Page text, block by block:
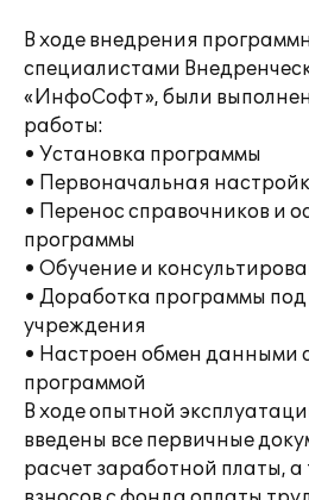
В ходе внедрения
специалистами
«ИнфоСофт», были
работы:
• Установка программы
• Первоначальная
• Перенос справочников и
программы
• Обучение и
• Доработка программы
учреждения
• Настроен обмен данными
программой
В ходе опытной
введены все первичные
расчет заработной платы, а